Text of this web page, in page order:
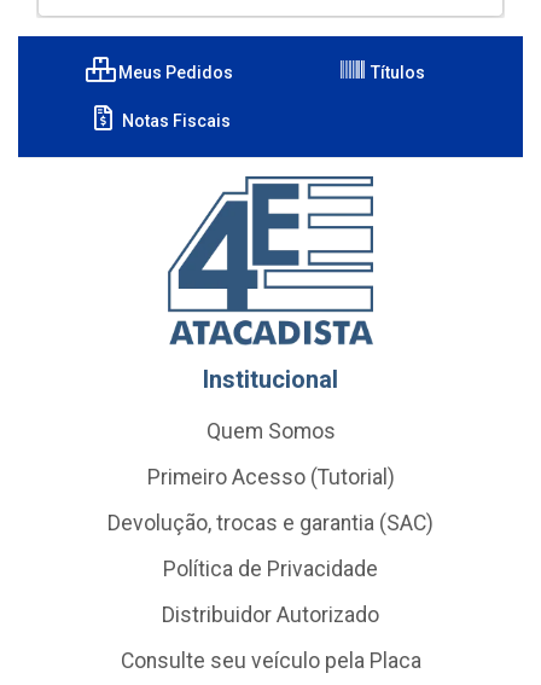
Meus Pedidos Títulos
Notas Fiscais
Institucional
Quem Somos
Primeiro Acesso (Tutorial)
Devolução, trocas e garantia (SAC)
Política de Privacidade
Distribuidor Autorizado
Consulte seu veículo pela Placa